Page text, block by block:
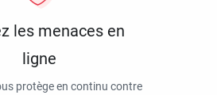
les menaces en
ligne
protège en continu contre